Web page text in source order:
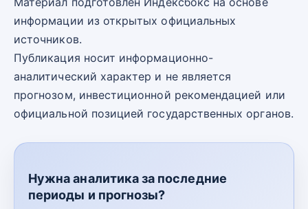
информации из открытых официальных
источников.
Публикация носит информационно-
аналитический характер и не является
прогнозом, инвестиционной рекомендацией или
официальной позицией государственных органов.
Нужна аналитика за последние
периоды и прогнозы?